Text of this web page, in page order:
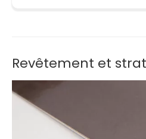
Revêtement et